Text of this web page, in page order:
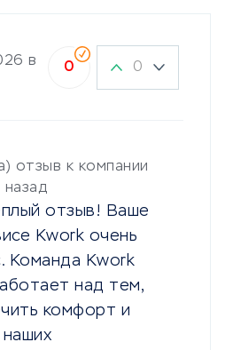
в
0 0
отзыв к компании
назад
отзыв! Ваше
Kwork очень
Команда Kwork
над тем,
комфорт и